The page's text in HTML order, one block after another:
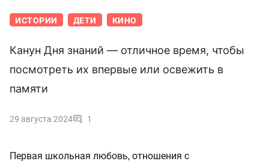
ИСТОРИИ ДЕТИ КИНО
Канун Дня знаний — отличное время, чтобы
посмотреть их впервые или освежить в
памяти
29 августа 2024 1
Первая школьная любовь, отношения с